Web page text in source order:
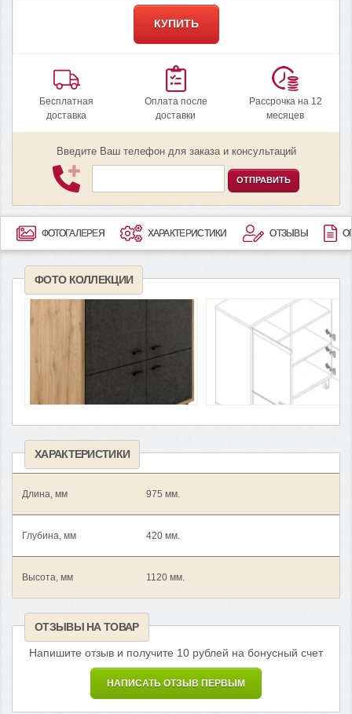
КУПИТЬ
Бесплатная
доставка
Оплата после
доставки
Рассрочка на 12
месяцев
Введите Ваш телефон для заказа и консультаций
ОТПРАВИТЬ
ФОТОГАЛЕРЕЯ ХАРАКТЕРИСТИКИ ОТЗЫВЫ
ФОТО КОЛЛЕКЦИИ
ХАРАКТЕРИСТИКИ
Длина, мм 975 мм.
Глубина, мм 420 мм.
Высота, мм 1120 мм.
ОТЗЫВЫ НА ТОВАР
Напишите отзыв и получите 10 рублей на бонусный счет
НАПИСАТЬ ОТЗЫВ ПЕРВЫМ